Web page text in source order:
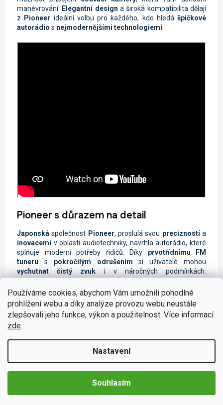
Používáme cookies, abychom Vám umožnili pohodlné
prohlížení webu a díky analýze provozu webu neustále
zlepšovali jeho funkce, výkon a použitelnost. Více informací
zde.
Nastavení
Souhlasím
manévrování. Elegantní design a široká kompatibilita dělají
z
Pioneer ideální volbu pro každého, kdo hledá špičkové
autorádio s nejmodernějšími technologiemi
Pioneer s důrazem na detail
Japonská společnost Pioneer, proslulá svou preciznostía
inovacemi v oblasti audiotechniky, navrhla autorádio, které
splňuje moderní potřeby řidičů. Díky prvotřídnímu FM
tuneru s pokročilým odrušením si uživatelé mohou
vychutnat čistý zvuk i v náročných podmínkách.
rádia, čímž přináší maximální komfortaspolehlivost.
Velká a přehledná dotyková obrazovka
autorádia je zaměřen na dokonalost a
maximální přehled během cestování. Rozlišení rádia je1024
obrazovky se autorádio pyšní větším displejem než originální